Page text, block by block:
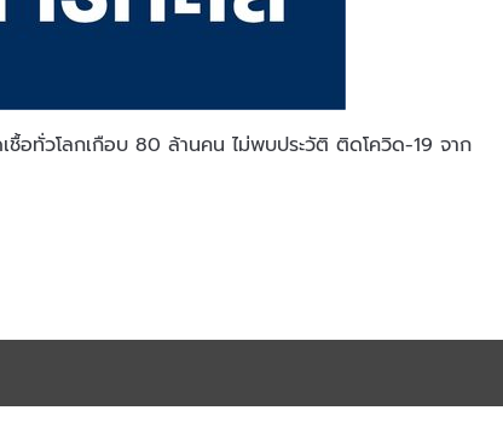
อทั่วโลกเกือบ 80 ล้านคน ไม่พบประวัติ ติดโควิด-19 จาก